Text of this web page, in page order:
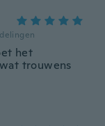
het
trouwens